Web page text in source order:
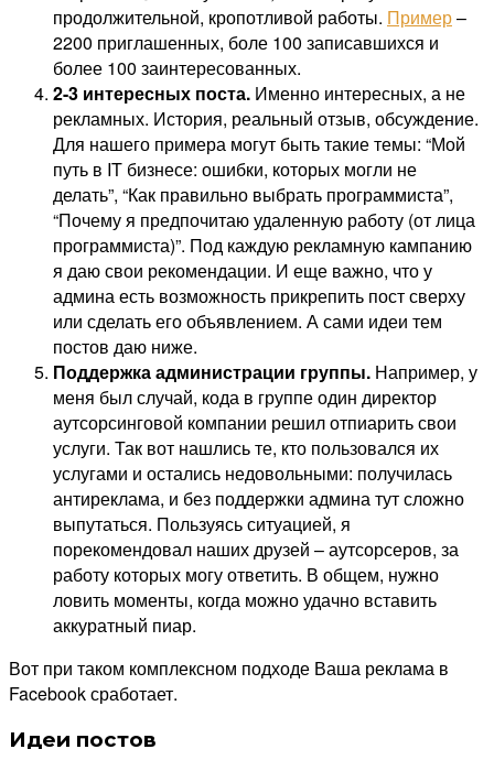
продолжительной, кропотливой работы. Пример–
2200 приглашенных, боле 100 записавшихся и
более 100 заинтересованных.
2-3 интересных поста. Именно интересных, а не
рекламных. История, реальный отзыв, обсуждение.
Для нашего примера могут быть такие темы: “Мой
путь в IT бизнесе: ошибки, которых могли не
делать”, “Как правильно выбрать программиста”,
“Почему я предпочитаю удаленную работу (от лица
программиста)”. Под каждую рекламную кампанию
я даю свои рекомендации. И еще важно, что у
админа есть возможность прикрепить пост сверху
или сделать его объявлением. А сами идеи тем
постов даю ниже.
Поддержка администрации группы. Например, у
меня был случай, кода в группе один директор
аутсорсинговой компании решил отпиарить свои
услуги. Так вот нашлись те, кто пользовался их
услугами и остались недовольными: получилась
антиреклама, и без поддержки админа тут сложно
выпутаться. Пользуясь ситуацией, я
порекомендовал наших друзей – аутсорсеров, за
работу которых могу ответить. В общем, нужно
ловить моменты, когда можно удачно вставить
аккуратный пиар.
Вот при таком комплексном подходе Ваша реклама в
Facebook сработает.
Идеи постов